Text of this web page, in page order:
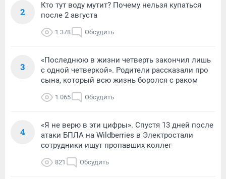
2
Кто тут воду мутит? Почему нельзя купаться
после 2 августа
1 378 Обсудить
3
«Последнюю в жизни четверть закончил лишь
с одной четверкой». Родители рассказали про
сына, который всю жизнь боролся с раком
1 065 Обсудить
4
«Я не верю в эти цифры». Спустя 13 дней после
атаки БПЛА на Wildberries в Электростали
сотрудники ищут пропавших коллег
821 Обсудить